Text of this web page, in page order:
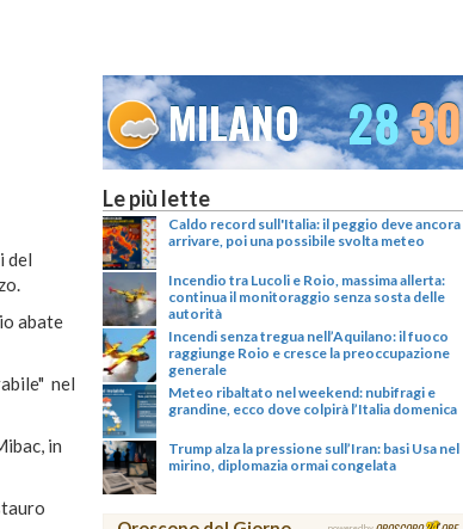
MILANO 2830
del
abate
nel
in
Le più lette
Caldo record sull'Italia: il peggio deve ancora
arrivare, poi una possibile svolta meteo
Incendio tra Lucoli e Roio, massima allerta:
continua il monitoraggio senza sosta delle
autorità
Incendi senza tregua nell’Aquilano: il fuoco
raggiunge Roio e cresce la preoccupazione
generale
Meteo ribaltato nel weekend: nubifragi e
grandine, ecco dove colpirà l’Italia domenica
Trump alza la pressione sull’Iran: basi Usa nel
mirino, diplomazia ormai congelata